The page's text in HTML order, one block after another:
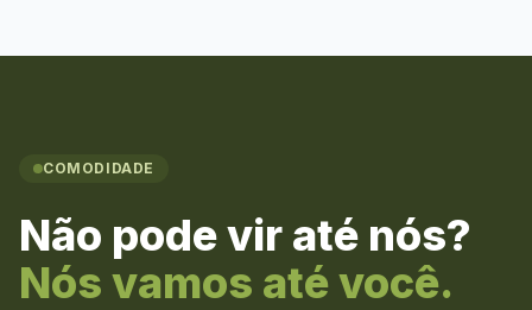
COMODIDADE
Não pode vir até nós?
Nós vamos até você.